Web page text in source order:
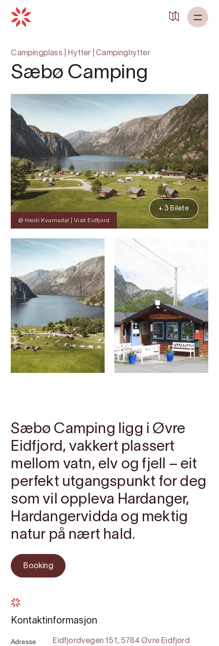
Campingplass Hytter |Campinghytter
Sæbø Camping
@ Heidi Kvamsdal | Visit Eidfjord
+ 3 Bilete
Sæbø Camping ligg i Øvre
Eidfjord, vakkert plassert
mellom vatn, elv og fjell – eit
perfekt utgangspunkt for deg
som vil oppleva Hardanger,
Hardangervidda og mektig
natur på nært hald.
Booking
Kontaktinformasjon
Adresse Eidfjordvegen 151, 5784 Øvre Eidfjord